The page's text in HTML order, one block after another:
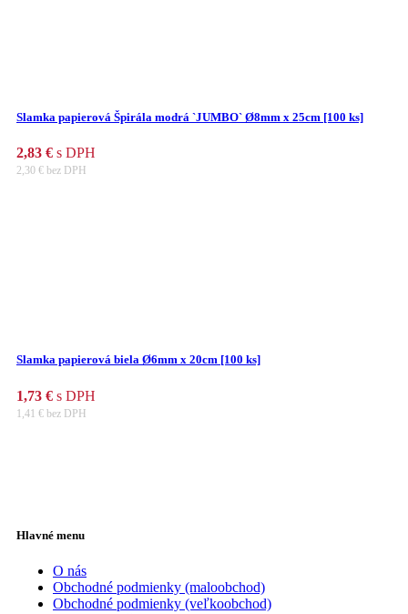
Slamka papierová Špirála modrá `JUMBO` Ø8mm x 25cm [100 ks]
2,83 € s DPH
2,30 € bez DPH
Slamka papierová biela Ø6mm x 20cm [100 ks]
1,73 € s DPH
1,41 € bez DPH
Hlavné menu
O nás
Obchodné podmienky (maloobchod)
Obchodné podmienky (veľkoobchod)